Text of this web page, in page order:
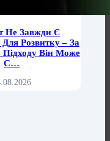
Не Завжди Є
Розвитку – За
Підходу Він Може
С…